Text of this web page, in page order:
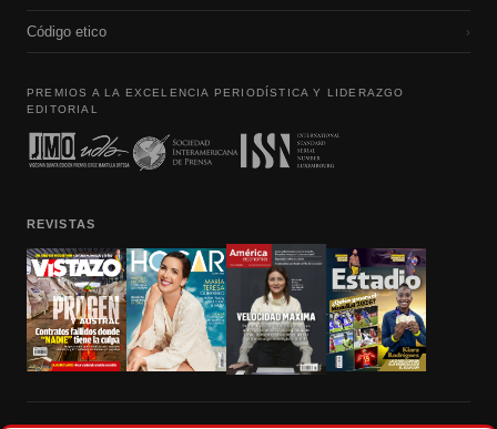
Código etico ›
PREMIOS A LA EXCELENCIA PERIODÍSTICA Y LIDERAZGO
EDITORIAL
REVISTAS